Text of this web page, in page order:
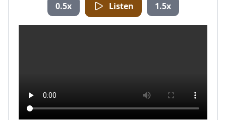
0.5x Listen 1.5x